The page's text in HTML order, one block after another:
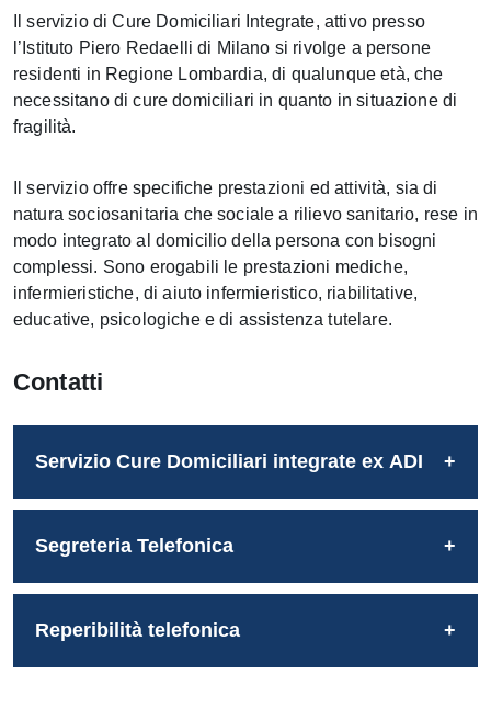
Il servizio di Cure Domiciliari Integrate, attivo presso
l’Istituto Piero Redaelli di Milano si rivolge a persone
residenti in Regione Lombardia, di qualunque età, che
necessitano di cure domiciliari in quanto in situazione di
fragilità.
Il servizio offre specifiche prestazioni ed attività, sia di
natura sociosanitaria che sociale a rilievo sanitario, rese in
modo integrato al domicilio della persona con bisogni
complessi. Sono erogabili le prestazioni mediche,
infermieristiche, di aiuto infermieristico, riabilitative,
educative, psicologiche e di assistenza tutelare.
Contatti
Servizio Cure Domiciliari integrate ex ADI
Segreteria Telefonica
Reperibilità telefonica